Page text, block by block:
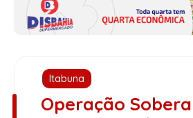
Itabuna
Operação